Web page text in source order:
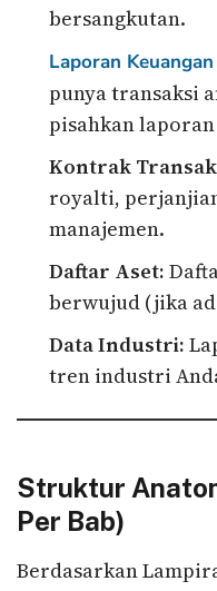
bersangkutan.
Laporan Keuangan
punya transaksi
pisahkan
Kontrak
royalti,
manajemen.
Daftar Aset:
berwujud (jika
Data Industri:
tren industri
Struktur
Per Bab)
Berdasarkan